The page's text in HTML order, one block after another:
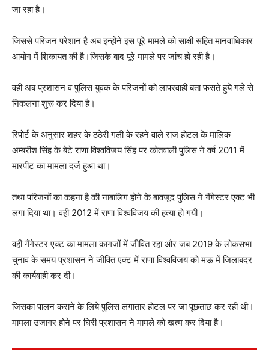
जा रहा है।
जिससे परिजन परेशान है अब इन्होंने इस पूरे मामले को साक्षी सहित मानवाधिकार
आयोग में शिकायत की है।जिसके बाद पूरे मामले पर जांच हो रही है।
वही अब प्रशासन व पुलिस युवक के परिजनों को लापरवाही बता फसते हुये गले से
निकलना शुरू कर दिया है।
रिपोर्ट के अनुसार शहर के ठठेरी गली के रहने वाले राज होटल के मालिक
अम्बरीश सिंह के बेटे राणा विश्वविजय सिंह पर कोतवाली पुलिस ने वर्ष 2011 में
मारपीट का मामला दर्ज हुआ था।
तथा परिजनों का कहना है की नाबालिग होने के बावजूद पुलिस ने गैंगेस्टर एक्ट भी
लगा दिया था। वही 2012 में राणा विश्वविजय की हत्या हो गयी।
वही गैंगेस्टर एक्ट का मामला कागजों में जीवित रहा और जब 2019 के लोकसभा
चुनाव के समय प्रशासन ने जीवित एक्ट में राणा विश्वविजय को मऊ में जिलाबदर
की कार्यवाही कर दी।
जिसका पालन कराने के लिये पुलिस लगातार होटल पर जा पूछताछ कर रही थी।
मामला उजागर होने पर घिरी प्रशासन ने मामले को खत्म कर दिया है।